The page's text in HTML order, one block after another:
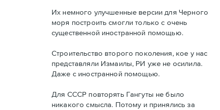
Их немного улучшенные версии для Черного
моря построить смогли только с очень
существенной иностранной помощью.
Строительство второго поколения, кое у нас
представляли Измаилы, РИ уже не осилила.
Даже с иностранной помощью.
Для СССР повторять Гангуты не было
никакого смысла. Потому и принялись за